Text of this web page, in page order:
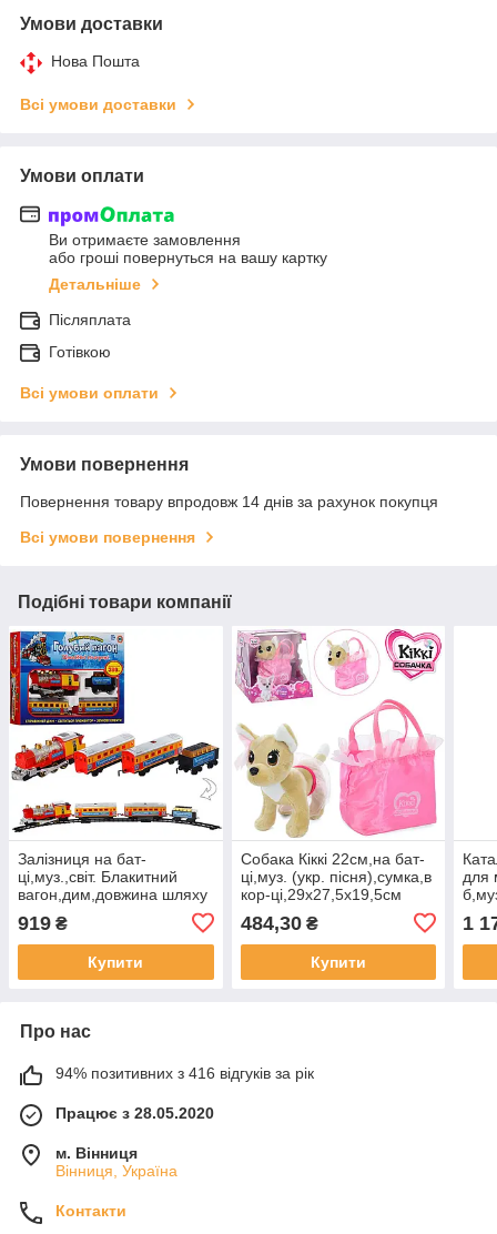
Умови доставки
Нова Пошта
Всі умови доставки
Умови оплати
Ви отримаєте замовлення
або гроші повернуться на вашу картку
Детальніше
Післяплата
Готівкою
Всі умови оплати
Умови повернення
Повернення товару впродовж 14 днів за рахунок покупця
Всі умови повернення
Подібні товари компанії
Залізниця на бат-
ці,муз.,світ. Блакитний
вагон,дим,довжина шляху
380см,в кор-ці,47х33х7см
№7017/615(12)
919 ₴
Купити
Собака Кіккі 22см,на бат-
ці,муз. (укр. пісня),сумка,в
кор-ці,29х27,5х19,5см
484,30₴
Купити
для
,2
1
Про нас
94% позитивних з 416 відгуків за рік
Працює з 28.05.2020
м. Вінниця
Вінниця, Україна
Контакти